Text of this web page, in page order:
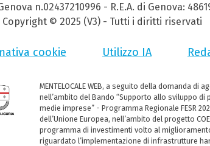
n.02437210996 - R.E.A. di Genova:
Copyright © 2025 (V3) - Tutti i diritti riservati
cookie Utilizzo IA
MENTELOCALE WEB, a seguito della domanda
nell’ambito del Bando “Supporto allo sviluppo
medie imprese” - Programma Regionale FESR
dell’Unione Europea, nell’ambito del progetto
programma di investimenti volto al
riguardato l’implementazione di infrastrutture